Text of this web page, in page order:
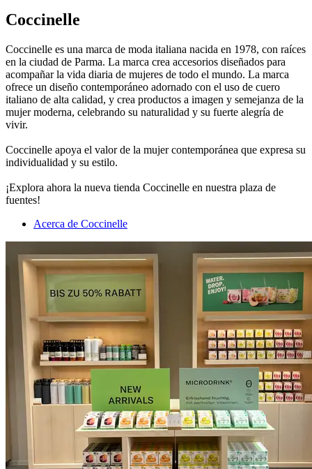
Coccinelle
Coccinelle es una marca de moda italiana nacida en 1978, con raíces
en la ciudad de Parma. La marca crea accesorios diseñados para
acompañar la vida diaria de mujeres de todo el mundo. La marca
ofrece un diseño contemporáneo adornado con el uso de cuero
italiano de alta calidad, y crea productos a imagen y semejanza de la
mujer moderna, celebrando su naturalidad y su fuerte alegría de
vivir.
Coccinelle apoya el valor de la mujer contemporánea que expresa su
individualidad y su estilo.
¡Explora ahora la nueva tienda Coccinelle en nuestra plaza de
fuentes!
Acerca de Coccinelle